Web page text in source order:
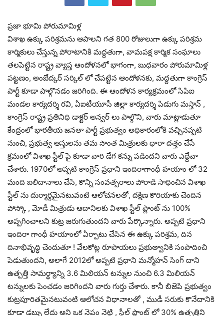
ప్రజా భూమి పోరుమామిళ్ల
విశాఖ ఉక్కు పరిశ్రమను ఆపాలని గత 800 రోజులుగా ఉక్కు పరిశ్రమ
కార్మికులు చేస్తున్న పోరాటానికి మద్దతుగా, వామపక్ష కార్మిక సంఘాలు
తలపెట్టిన రాష్ట్ర వ్యాప్త ఆందోళనలో భాగంగా, బుధవారం పోరుమామిళ్ల
పట్టణం, అంబేద్కర్ సర్కిల్ లో చేపట్టిన ఆందోళనకు, మద్దతుగా కాంగ్రెస్
పార్టీ కూడా పాల్గొనడం జరిగింది. ఈ ఆందోళన కార్యక్రమంలో సిపిఐ
మండల కార్యదర్శి రవి, ఏఐటీయూసీ జిల్లా కార్యదర్శి పిడుగు మస్తాన్ ,
కాంగ్రెస్ రాష్ట్ర ప్రతినిధి డాక్టర్ అన్వర్ లు పాల్గొని, వారు మాట్లాడుతూ
కేంద్రంలో భారతీయ జనతా పార్టీ ప్రభుత్వం అధికారంలోకి వచ్చినప్పటి
నుంచి, ప్రభుత్వ ఆస్తులను తమ సొంత మిత్రులకు ధారా దత్తం చేసే
క్రమంలో విశాఖ స్టీల్ పై కూడా వారి డేగ కన్ను పడిందని వారు ఎద్దేవా
చేశారు. 1970లో అప్పటి కాంగ్రెస్ ప్రధాని ఇందిరాగాంధీ హయాం లో 32
మంది బలిదానాలు చేసి, కొన్ని సంవత్సరాలు పోరాడి సాధించిన విశాఖ
స్టీల్ ను దుర్మార్గమైనటువంటి ఆలోచనలతో, దక్షిణ కొరియాకు చెందిన
పోస్కో , మోడీ మిత్రుడు ఆదానిలకు విశాఖ స్టీల్ ప్లాంట్ ను 100%
అప్పగించాలని కుట్ర జరుగుతుందని వారు పేర్కొన్నారు. అప్పటి ప్రధాని
ఇందిరా గాంధీ హయాంలో ఏర్పాటు చేసిన ఈ ఉక్కు పరిశ్రమ, దిన
దినాభివృద్ధి చెందుతూ ! వేలకోట్ల రూపాయలు ప్రభుత్వానికి సంపాదించి
పెడుతుందని, అలాగే 2012లో అప్పటి ప్రధాని మన్మోహన్ సింగ్ దాని
ఉత్పత్తి సామర్థ్యాన్ని 3.6 మిలియన్ టన్నుల నుంచి 6.3 మిలియన్
టన్నులకు పెంచడం జరిగిందని వారు గుర్తు చేశారు. కానీ బిజెపి ప్రభుత్వం
కుట్రపూరితమైనటువంటి ఆలోచన విధానాలతో , ముడీ సరుకు కొనేదానికి
కూడా డబ్బు లేదు అని ఒక నెపం నెట్టి , స్టీల్ ప్లాంట్ లో 30% ఉత్పత్తిని